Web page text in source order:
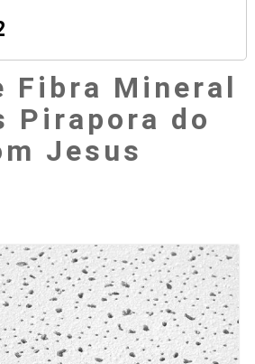
Fibra Mineral
Pirapora do
Jesus